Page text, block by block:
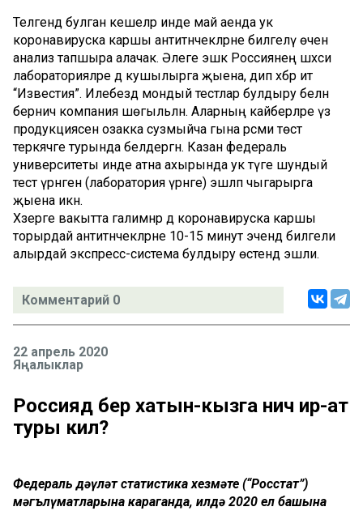
Теләгендә булган кешеләр инде май аенда ук
коронавируска каршы антитәнчекләрне билгеләү өчен
анализ тапшыра алачак. Әлеге эшкә Россиянең шәхси
лабораторияләре дә кушылырга җыена, дип хәбәр итә
“Известия”. Илебездә мондый тестлар булдыру белән
берничә компания шөгыльләнә. Аларның кайберләре үз
продукциясен озакка сузмыйча гына рәсми төстә
теркәячәге турында белдергән. Казан федераль
университеты инде атна ахырында ук тәүге шундый
тест үрнәген (лаборатория үрнәге) эшләп чыгарырга
җыена икән.
Хәзерге вакытта галимнәр дә коронавируска каршы
торырдай антитәнчекләрне 10-15 минут эчендә билгели
алырдай экспресс-система булдыру өстендә эшли.
Комментарий 0
22 апрель 2020
Яңалыклар
Россиядә бер хатын-кызга ничә ир-ат
туры килә?
Федераль дәүләт статистика хезмәте (“Росстат”)
мәгълүматларына караганда, илдә 2020 ел башына